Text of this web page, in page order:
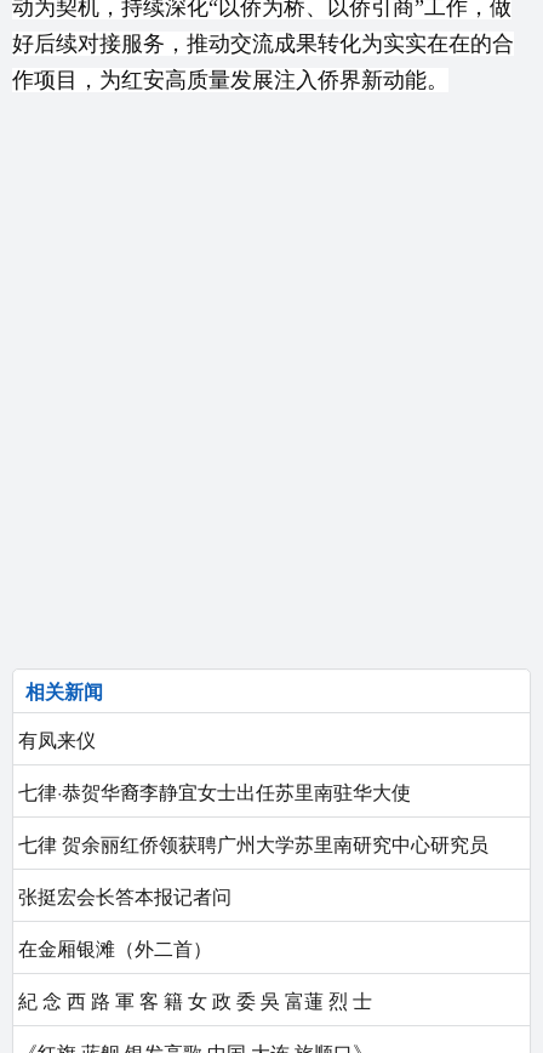
动为契机，持续深化“以侨为桥、以侨引商”工作，做
好后续对接服务，推动交流成果转化为实实在在的合
作项目，为红安高质量发展注入侨界新动能。
相关新闻
有凤来仪
七律·恭贺华裔李静宜女士出任苏里南驻华大使
七律 贺余丽红侨领获聘广州大学苏里南研究中心研究员​
张挺宏会长答本报记者问
在金厢银滩（外二首）
紀 念 西 路 軍 客 籍 女 政 委 吳 富蓮 烈 士